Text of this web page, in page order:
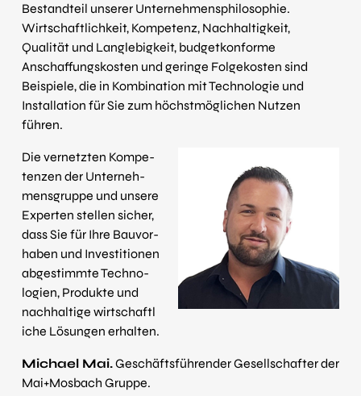
Be­stand­teil unserer Unternehmens­philosophie.
Wirtschaft­lichkeit, Kompetenz, Nach­hal­tig­keit,
Qualität und Langlebigkeit, budgetkonforme
Anschaffungs­kosten und geringe Folgekosten sind
Beispiele, die in Kombination mit Technologie und
Installation für Sie zum höchst­möglichen Nutzen
führen.
Die vernetzten Kom­pe­
ten­zen der Unter­neh­
mens­gruppe und un­sere
Ex­per­ten stel­len sicher,
dass Sie für Ihre Bau­vor­
haben und In­ves­ti­tio­nen
ab­ge­stim­mte Tech­no­
logien, Pro­du­kte und
nach­hal­tige wirt­schaft­l
i­che Lö­sun­gen er­hal­ten.
Michael Mai.Geschäftsführender Gesellschafter der
Mai+Mosbach Gruppe.